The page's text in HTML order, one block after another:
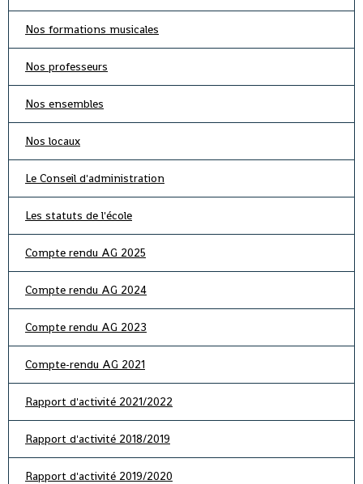
Nos formations musicales
Nos professeurs
Nos ensembles
Nos locaux
Le Conseil d'administration
Les statuts de l'école
Compte rendu AG 2025
Compte rendu AG 2024
Compte rendu AG 2023
Compte-rendu AG 2021
Rapport d'activité 2021/2022
Rapport d'activité 2018/2019
Rapport d'activité 2019/2020